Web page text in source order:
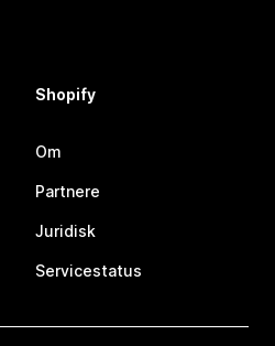
Shopify
Om
Partnere
Juridisk
Servicestatus